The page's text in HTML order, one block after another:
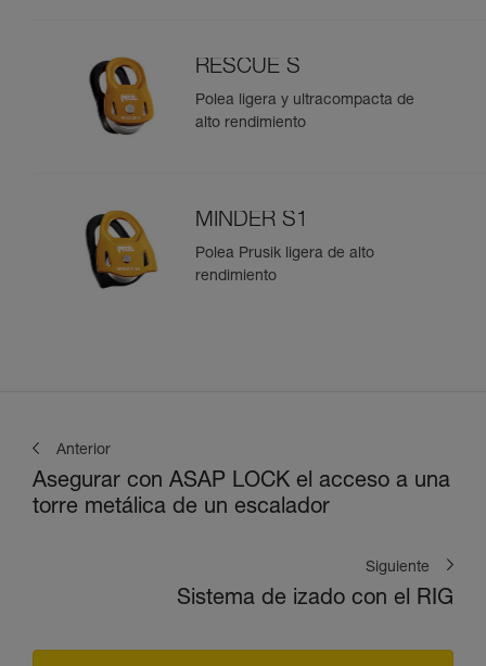
RESCUE S
Polea ligera y ultracompacta de
alto rendimiento
MINDER S1
Polea Prusik ligera de alto
rendimiento
Anterior
Asegurar con ASAP LOCK el acceso a una
torre metálica de un escalador
Siguiente
Sistema de izado con el RIG